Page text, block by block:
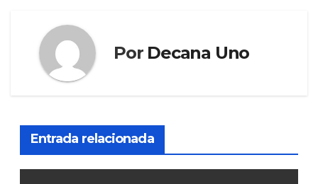
Por Decana Uno
Entrada relacionada